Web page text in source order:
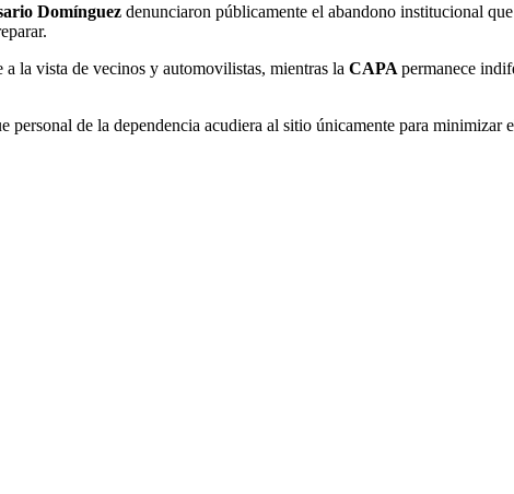
Domínguez denunciaron públicamente el abandono institucional
la vista de vecinos y automovilistas, mientras la CAPA permanece
personal de la dependencia acudiera al sitio únicamente para minimizar